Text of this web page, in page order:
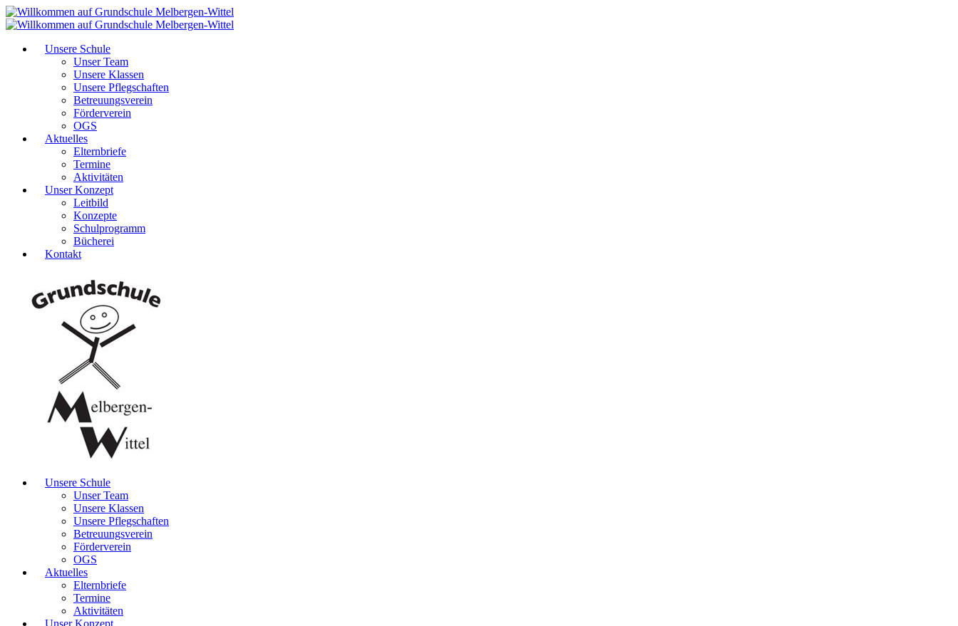
Unsere Schule
Unser Team
Unsere Klassen
Unsere Pflegschaften
Betreuungsverein
Förderverein
OGS
Aktuelles
Elternbriefe
Termine
Aktivitäten
Unser Konzept
Leitbild
Konzepte
Schulprogramm
Bücherei
Kontakt
Unsere Schule
Unser Team
Unsere Klassen
Unsere Pflegschaften
Betreuungsverein
Förderverein
OGS
Aktuelles
Elternbriefe
Termine
Aktivitäten
Unser Konzept